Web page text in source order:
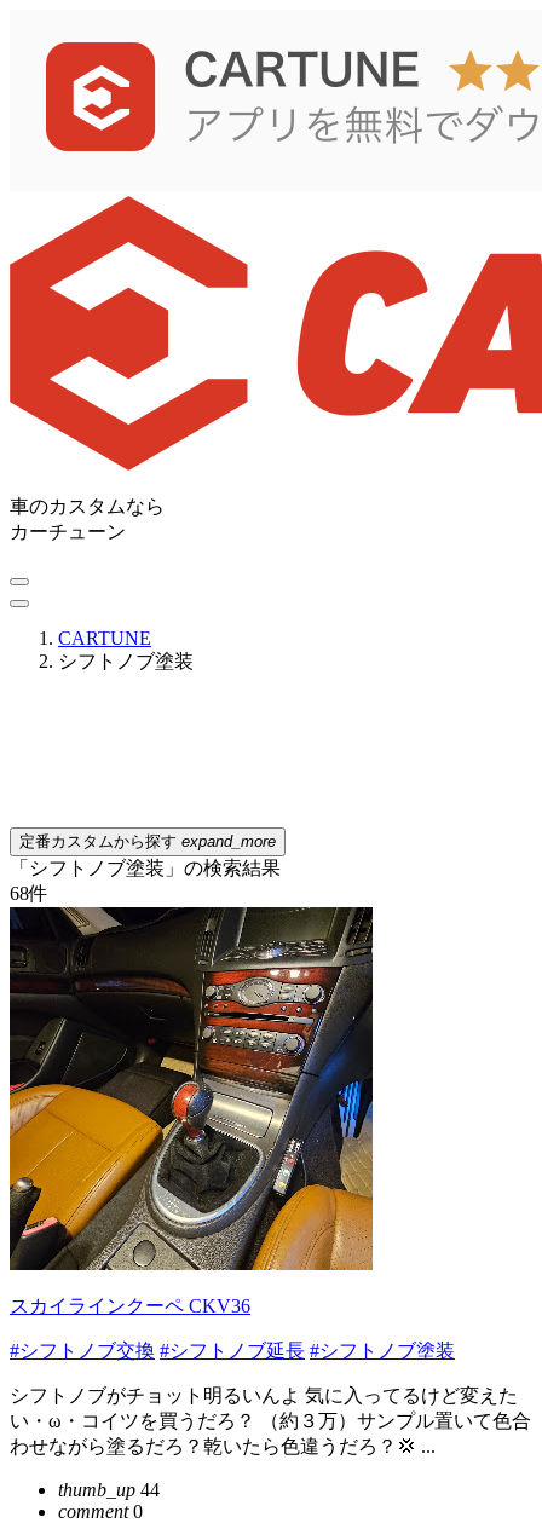
車のカスタムなら
カーチューン
CARTUNE
シフトノブ塗装
定番カスタムから探す expand_more
「シフトノブ塗装」の検索結果
68件
スカイラインクーペ CKV36
#シフトノブ交換 #シフトノブ延長 #シフトノブ塗装
シフトノブがチョット明るいんよ 気に入ってるけど変えた
い・ω・コイツを買うだろ？ （約３万）サンプル置いて色合
わせながら塗るだろ？乾いたら色違うだろ？💢 ...
thumb_up 44
comment0